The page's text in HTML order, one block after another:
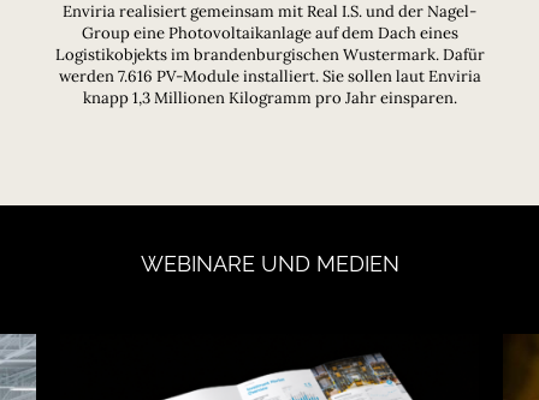
Enviria realisiert gemeinsam mit Real I.S. und der Nagel-
Group eine Photovoltaikanlage auf dem Dach eines
Logistikobjekts im brandenburgischen Wustermark. Dafür
werden 7.616 PV-Module installiert. Sie sollen laut Enviria
knapp 1,3 Millionen Kilogramm pro Jahr einsparen.
WEBINARE UND MEDIEN